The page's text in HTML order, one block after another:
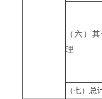
（六）
理
（七）总